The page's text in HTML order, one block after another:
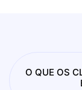
O QUE OS